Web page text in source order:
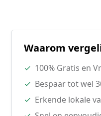
Waarom
✓ 100% Gratis en
✓ Bespaar tot wel
✓ Erkende lokale